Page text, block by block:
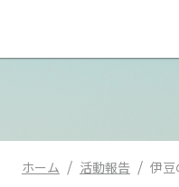
ホーム / 活動報告 / 伊豆